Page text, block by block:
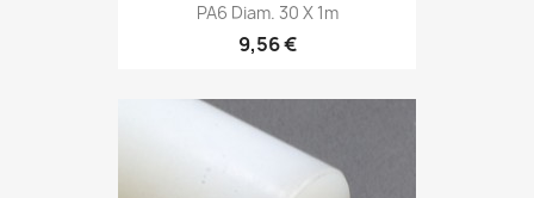
PA6 Diam. 30 X 1m
9,56 €